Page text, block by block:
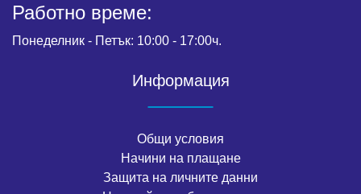
Работно време:
Понеделник - Петък: 10:00 - 17:00ч.
Информация
Общи условия
Начини на плащане
Защита на личните данни